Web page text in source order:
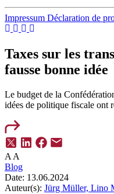
Impressum Déclaration de
Taxes sur les
fausse bonne idée
Le budget de la
idées de politique fiscale ont
A A
Blog
Date: 13.06.2024
Auteur(s): Jürg Müller, Lino